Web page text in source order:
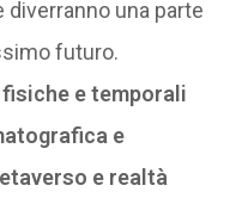
una parte
futuro.
e temporali
e
e realtà